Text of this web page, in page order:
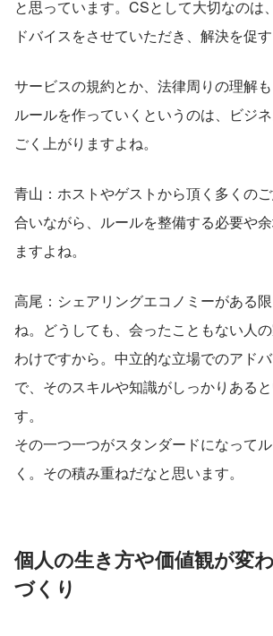
と思っています。CSとして大切なのは
ドバイスをさせていただき、解決を促す
サービスの規約とか、法律周りの理解
ルールを作っていくというのは、ビジ
ごく上がりますよね。
青山：ホストやゲストから頂く多くの
合いながら、ルールを整備する必要や
ますよね。
高尾：シェアリングエコノミーがある
ね。どうしても、会ったこともない人
わけですから。中立的な立場でのアド
で、そのスキルや知識がしっかりある
す。
その一つ一つがスタンダードになって
く。その積み重ねだなと思います。
個人の生き方や価値観が変
づくり